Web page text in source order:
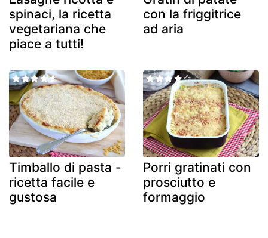
spinaci, la ricetta
vegetariana che
piace a tutti!
con la friggitrice
ad aria
Timballo di pasta -
ricetta facile e
gustosa
Porri gratinati con
prosciutto e
formaggio